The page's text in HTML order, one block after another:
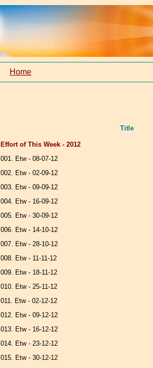
Home
Title
Effort of This Week - 2012
001. Etw - 08-07-12
002. Etw - 02-09-12
003. Etw - 09-09-12
004. Etw - 16-09-12
005. Etw - 30-09-12
006. Etw - 14-10-12
007. Etw - 28-10-12
008. Etw - 11-11-12
009. Etw - 18-11-12
010. Etw - 25-11-12
011. Etw - 02-12-12
012. Etw - 09-12-12
013. Etw - 16-12-12
014. Etw - 23-12-12
015. Etw - 30-12-12